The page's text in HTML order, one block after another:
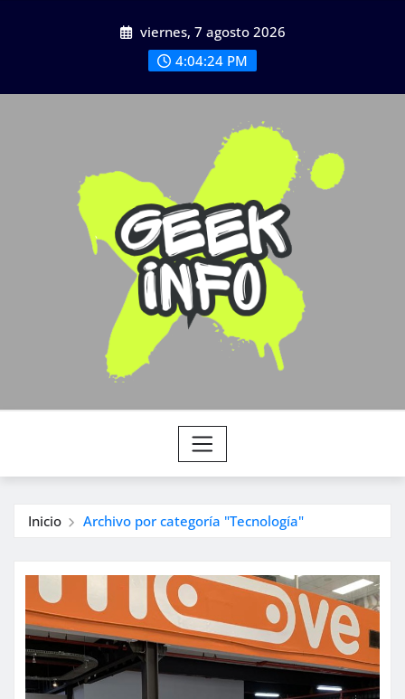
viernes, 7 agosto 2026
4:04:25 PM
Inicio Archivo por categoría "Tecnología"